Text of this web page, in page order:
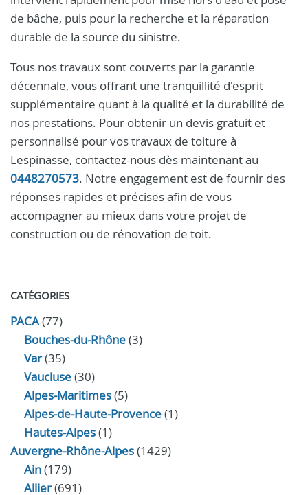
de bâche, puis pour la recherche et la réparation
durable de la source du sinistre.
Tous nos travaux sont couverts par la garantie
décennale, vous offrant une tranquillité d'esprit
supplémentaire quant à la qualité et la durabilité de
nos prestations. Pour obtenir un devis gratuit et
personnalisé pour vos travaux de toiture à
Lespinasse, contactez-nous dès maintenant au
0448270573. Notre engagement est de fournir des
réponses rapides et précises afin de vous
accompagner au mieux dans votre projet de
construction ou de rénovation de toit.
CATÉGORIES
PACA(77)
Bouches-du-Rhône(3)
Var(35)
Vaucluse(30)
Alpes-Maritimes(5)
Alpes-de-Haute-Provence(1)
Hautes-Alpes(1)
Auvergne-Rhône-Alpes(1429)
Ain(179)
Allier(691)